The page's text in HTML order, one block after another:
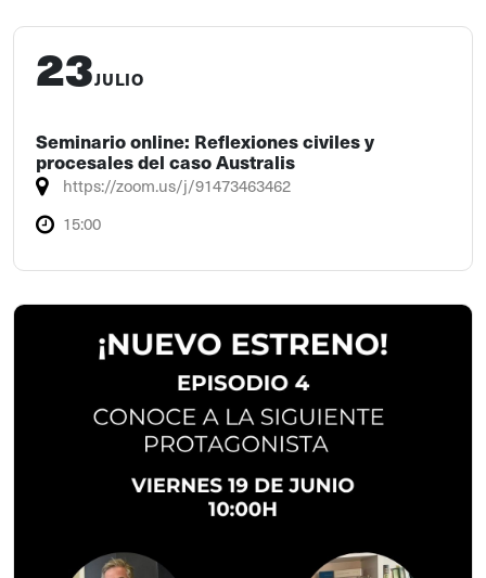
23JULIO
Seminario online: Reflexiones civiles y
procesales del caso Australis
https://zoom.us/j/91473463462
15:00